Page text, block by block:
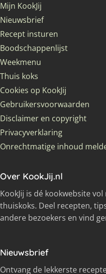
Mijn KookJij
Nieuwsbrief
Recept insturen
Boodschappenlijst
Weekmenu
Thuis koks
Cookies op KookJij
Gebruikersvoorwaarden
Disclaimer en copyright
Privacyverklaring
Onrechtmatige inhoud
Over KookJij.nl
KookJij is dé kookwebsite
thuiskoks. Deel recepten,
andere bezoekers en vind
Nieuwsbrief
Ontvang de lekkerste